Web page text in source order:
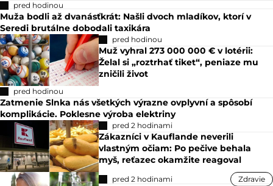
pred hodinou
Muža bodli až dvanásťkrát: Našli dvoch mladíkov, ktorí v
Seredi brutálne dobodali taxikára
pred hodinou
Muž vyhral 273 000 000 € v lotérii:
Želal si „roztrhať tiket“, peniaze mu
zničili život
pred hodinou
Zatmenie Slnka nás všetkých výrazne ovplyvní a spôsobí
komplikácie. Poklesne výroba elektriny
pred 2 hodinami
Zákazníci v Kauflande neverili
vlastným očiam: Po pečive behala
myš, reťazec okamžite reagoval
pred 2 hodinami Zdravie